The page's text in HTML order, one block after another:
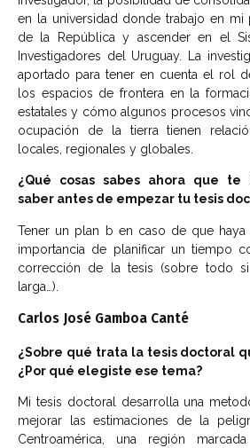
en la universidad donde trabajo en mi
de la República y ascender en el
Investigadores del Uruguay. La
aportado para tener en cuenta el rol
los espacios de frontera en la
estatales y cómo algunos procesos
ocupación de la tierra tienen
locales, regionales y globales.
¿Qué cosas sabes ahora que te
saber antes de empezar tu tesis
Tener un plan b en caso de que haya
importancia de planificar un tiempo
corrección de la tesis (sobre todo
larga…).
Carlos José Gamboa Canté
¿Sobre qué trata la tesis doctoral
¿Por qué elegiste ese tema?
Mi tesis doctoral desarrolla una
mejorar las estimaciones de la
Centroamérica, una región